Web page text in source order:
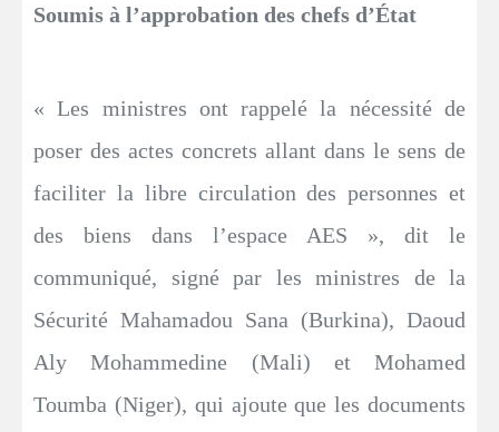
Soumis à l’approbation des chefs d’État
« Les ministres ont rappelé la nécessité de
poser des actes concrets allant dans le sens de
faciliter la libre circulation des personnes et
des biens dans l’espace AES », dit le
communiqué, signé par les ministres de la
Sécurité Mahamadou Sana (Burkina), Daoud
Aly Mohammedine (Mali) et Mohamed
Toumba (Niger), qui ajoute que les documents